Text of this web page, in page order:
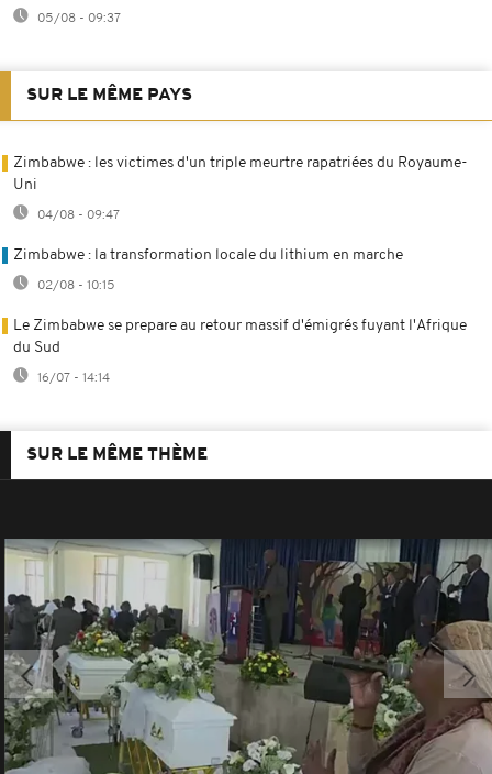
05/08 - 09:37
SUR LE MÊME PAYS
Zimbabwe : les victimes d'un triple meurtre rapatriées du Royaume-
Uni
04/08 - 09:47
Zimbabwe : la transformation locale du lithium en marche
02/08 - 10:15
Le Zimbabwe se prepare au retour massif d'émigrés fuyant l'Afrique
du Sud
16/07 - 14:14
SUR LE MÊME THÈME